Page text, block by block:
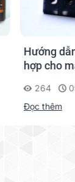
Hướng
hợp cho
264
Đọc thêm